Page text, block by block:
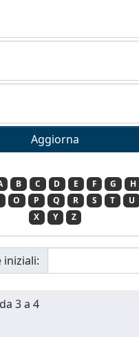
B C D E F G H
O P Q R S T U
X
Y Z
iniziali:
3 a 4